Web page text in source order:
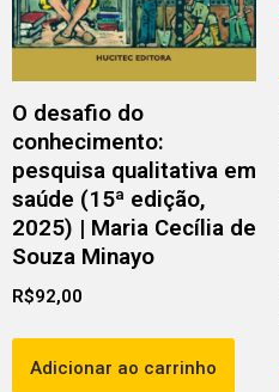
O desafio do
conhecimento:
pesquisa qualitativa em
saúde (15ª edição,
2025) | Maria Cecília de
Souza Minayo
R$92,00
Adicionar ao carrinho